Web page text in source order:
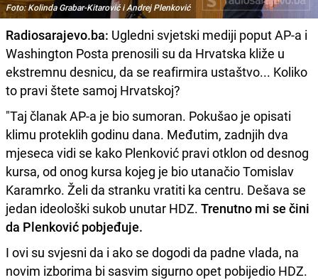
Foto: Kolinda Grabar-Kitarović i Andrej Plenković
Radiosarajevo.ba: Ugledni svjetski mediji poput AP-a i
Washington Posta prenosili su da Hrvatska kliže u
ekstremnu desnicu, da se reafirmira ustaštvo... Koliko
to pravi štete samoj Hrvatskoj?
"Taj članak AP-a je bio sumoran. Pokušao je opisati
klimu proteklih godinu dana. Međutim, zadnjih dva
mjeseca vidi se kako Plenković pravi otklon od desnog
kursa, od onog kursa kojeg je bio utanačio Tomislav
Karamrko. Želi da stranku vratiti ka centru. Dešava se
jedan ideološki sukob unutar HDZ. Trenutno mi se čini
da Plenković pobjeđuje.
I ovi su svjesni da i ako se dogodi da padne vlada, na
novim izborima bi sasvim sigurno opet pobijedio HDZ.